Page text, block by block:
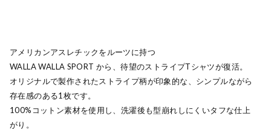
アメリカンアスレチックをルーツに持つ
WALLA WALLA SPORT から、待望のストライプTシャツが復活。
オリジナルで製作されたストライプ柄が印象的な、シンプルながら
存在感のある1枚です。
100%コットン素材を使用し、洗濯後も型崩れしにくいタフな仕上
がり。